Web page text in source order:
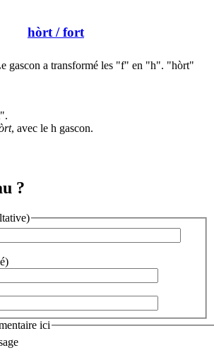
hòrt/ fort
gascon a transformé les "f" en "h". "hòrt"
, avec le h gascon.
?
ici